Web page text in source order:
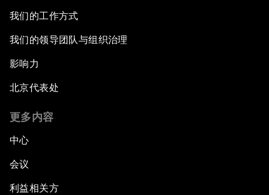
我们的工作方式
我们的领导团队与组织治理
影响力
北京代表处
更多内容
中心
会议
利益相关方